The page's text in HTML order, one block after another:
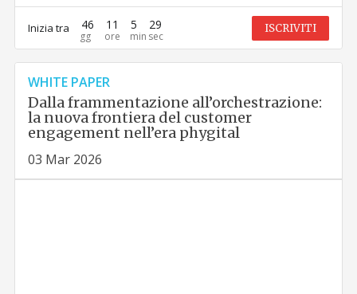
Inizia tra 46 11 5 28 ISCRIVITI
WHITE PAPER
Dalla frammentazione all’orchestrazione:
la nuova frontiera del customer
engagement nell’era phygital
03 Mar 2026